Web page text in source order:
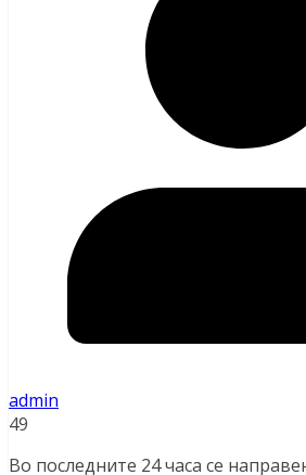
admin
49
Во последните 24 часа се